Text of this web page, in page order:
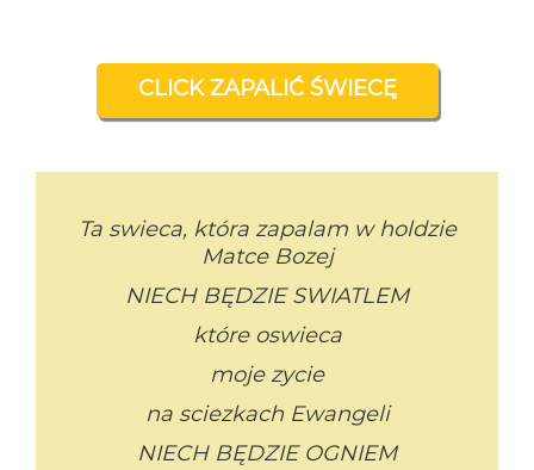
CLICK ZAPALIĆ ŚWIECĘ
Ta swieca, która zapalam w holdzie
Matce Bozej
NIECH BĘDZIE SWIATLEM
które oswieca
moje zycie
na sciezkach Ewangeli
NIECH BĘDZIE OGNIEM